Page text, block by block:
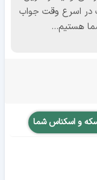
در اسرع وقت جواب
هستیم...
و اسکناس شما